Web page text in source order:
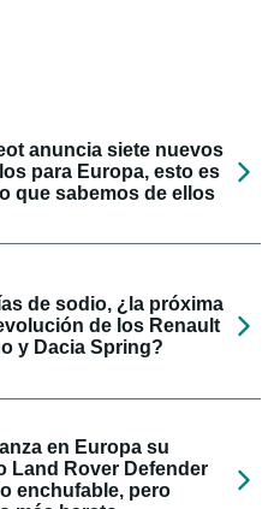
anuncia siete nuevos
para Europa, esto es
que sabemos de ellos
de sodio, ¿la próxima
de los Renault
y Dacia Spring?
en Europa su
Land Rover Defender
enchufable, pero